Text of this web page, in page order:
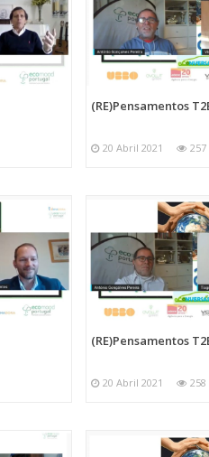
(RE)Pensamentos
20 Abril 2021 257
(RE)Pensamentos
20 Abril 2021 258